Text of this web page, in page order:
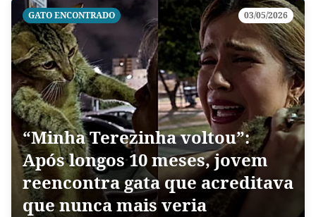
GATO ENCONTRADO 03/05/2026
“Minha Terezinha voltou”:
Após longos 10 meses, jovem
reencontra gata que acreditava
que nunca mais veria